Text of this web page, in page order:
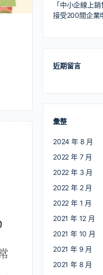
「中小企線上
接受200間企業
近期留言
彙整
2024 年 8 月
2022 年 7 月
2022 年 3 月
2022 年 2 月
2022 年 1 月
2021 年 12 月
2021 年 10 月
2021 年 9 月
2021 年 8 月